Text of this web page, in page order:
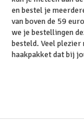
en bestel je
van boven de 59
we je bestellingen
besteld. Veel
haakpakket dat bij